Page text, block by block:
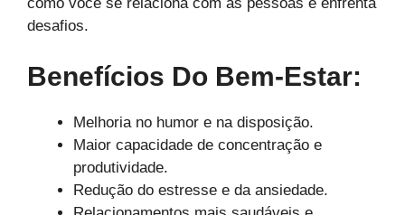
desafios.
Benefícios Do Bem-Estar:
Melhoria no humor e na disposição.
Maior capacidade de concentração e
produtividade.
Redução do estresse e da ansiedade.